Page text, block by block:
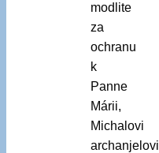
modlite
za
ochranu
k
Panne
Márii,
Michalovi
archanjelovi